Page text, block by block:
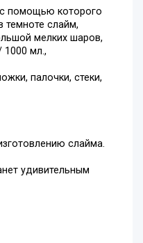
помощью которого
темноте слайм,
мелких шаров,
мл.,
палочки, стеки,
слайма.
удивительным